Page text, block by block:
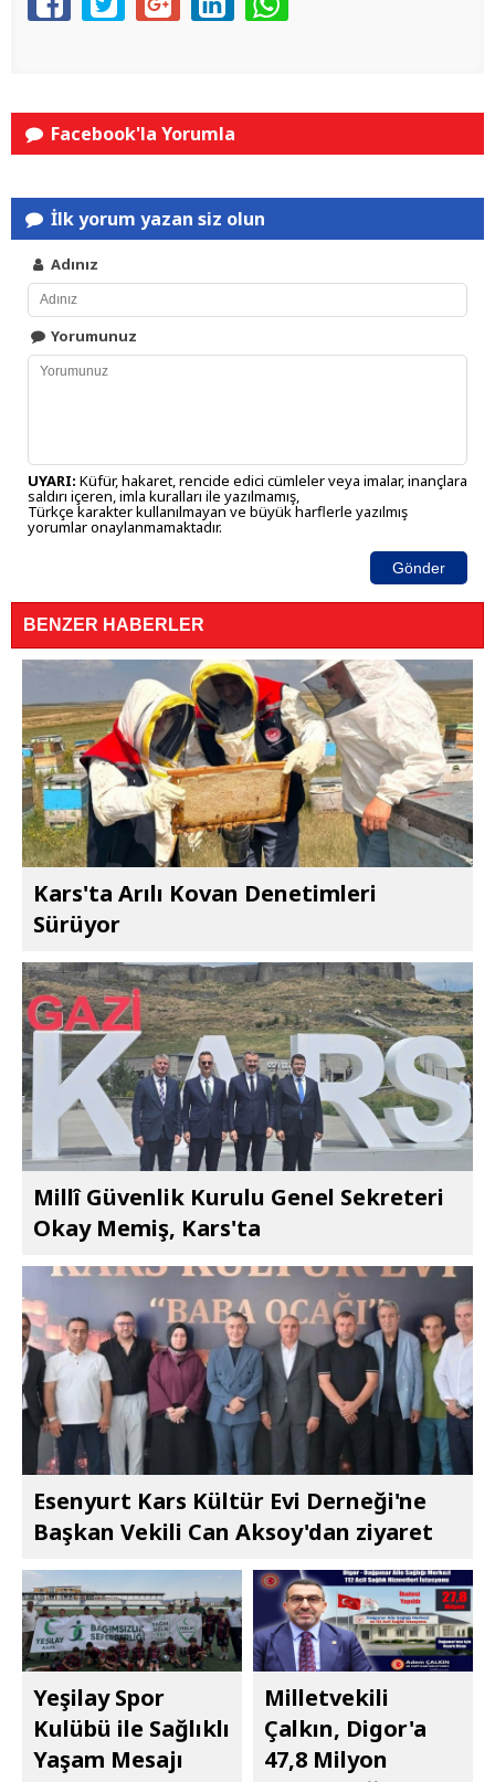
Facebook'la Yorumla
İlk yorum yazan siz olun
Adınız
Yorumunuz
UYARI: Küfür, hakaret, rencide edici cümleler veya imalar, inançlara
saldırı içeren, imla kuralları ile yazılmamış,
Türkçe karakter kullanılmayan ve büyük harflerle yazılmış
yorumlar onaylanmamaktadır.
Gönder
BENZER HABERLER
Kars'ta Arılı Kovan Denetimleri
Sürüyor
Millî Güvenlik Kurulu Genel Sekreteri
Okay Memiş, Kars'ta
Esenyurt Kars Kültür Evi Derneği'ne
Başkan Vekili Can Aksoy'dan ziyaret
Yeşilay Spor
Kulübü ile Sağlıklı
Yaşam Mesajı
Milletvekili
Çalkın, Digor'a
47,8 Milyon